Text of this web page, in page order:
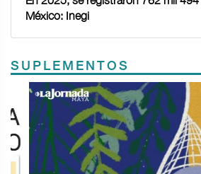
México: Inegi
SUPLEMENTOS